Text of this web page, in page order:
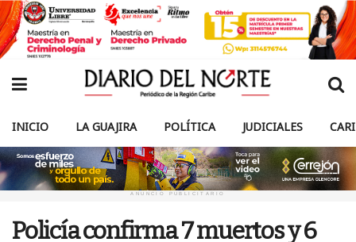
INICIO LA GUAJIRA POLÍTICA JUDICIALES
ANUNCIO PUBLICITARIO
Policía confirma 7 muertos y 6